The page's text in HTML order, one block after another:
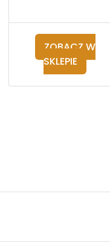
ZOBACZ W
SKLEPIE